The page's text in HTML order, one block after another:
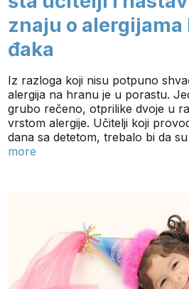
znaju o alergijama
đaka
Iz razloga koji nisu potpuno
alergija na hranu je u porastu.
grubo rečeno, otprilike dvoje u
vrstom alergije. Učitelji koji
dana sa detetom, trebalo bi da
more